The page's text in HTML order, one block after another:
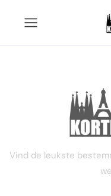
STEL JE
Vind de leukste